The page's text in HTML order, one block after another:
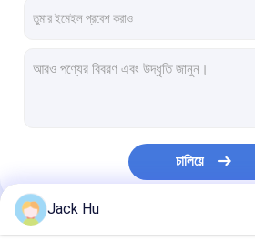
চালিয়ে
আমাদের বিভাগসমূহ
Jack Hu